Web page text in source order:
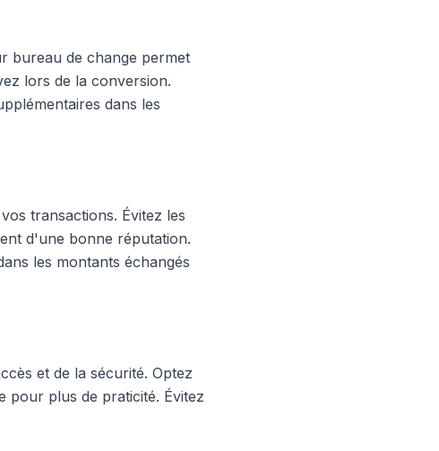
bureau de change permet
lors de la conversion.
dans les
transactions. Évitez les
d'une bonne réputation.
les montants échangés
et de la sécurité. Optez
pour plus de praticité. Évitez